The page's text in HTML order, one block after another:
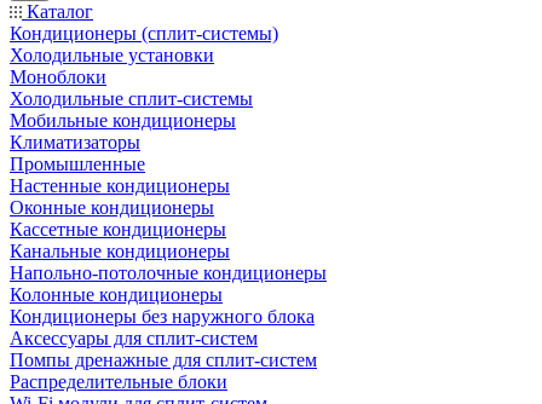
Каталог
Кондиционеры (сплит-системы)
Холодильные установки
Моноблоки
Холодильные сплит-системы
Мобильные кондиционеры
Климатизаторы
Промышленные
Настенные кондиционеры
Оконные кондиционеры
Кассетные кондиционеры
Канальные кондиционеры
Напольно-потолочные кондиционеры
Колонные кондиционеры
Кондиционеры без наружного блока
Аксессуары для сплит-систем
Помпы дренажные для сплит-систем
Распределительные блоки